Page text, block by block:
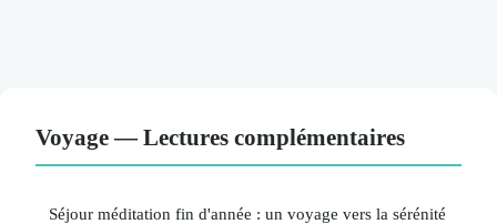
Voyage — Lectures complémentaires
Séjour méditation fin d'année : un voyage vers la sérénité